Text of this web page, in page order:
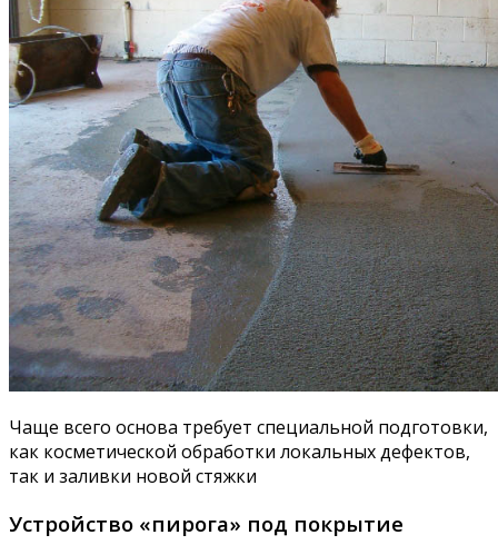
Чаще всего основа требует специальной подготовки,
как косметической обработки локальных дефектов,
так и заливки новой стяжки
Устройство «пирога» под покрытие